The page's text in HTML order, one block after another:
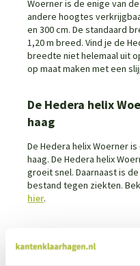
Woerner is de enige van
andere hoogtes
en 300 cm. De standaard
1,20 m breed. Vind je de
breedte niet helemaal uit
op maat maken met een
De Hedera helix
haag
De Hedera helix Woerner
haag. De Hedera helix
groeit snel. Daarnaast is
bestand tegen ziekten.
hier.
De Hedera helix
haag